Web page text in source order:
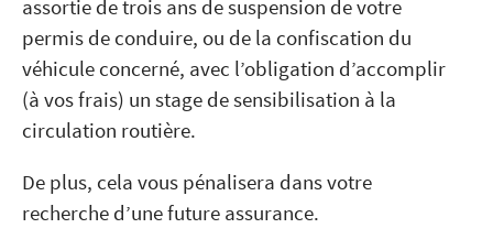
assortie de trois ans de suspension de votre
permis de conduire, ou de la confiscation du
véhicule concerné, avec l’obligation d’accomplir
(à vos frais) un stage de sensibilisation à la
circulation routière.
De plus, cela vous pénalisera dans votre
recherche d’une future assurance.